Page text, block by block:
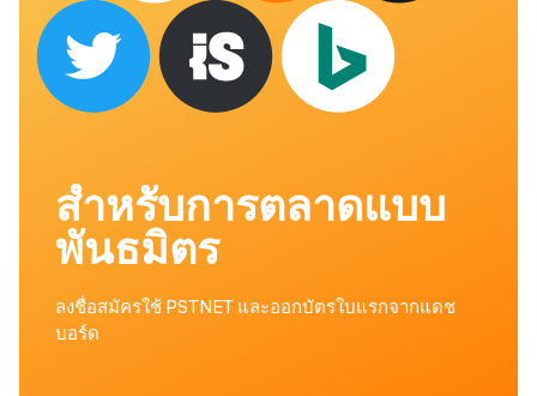
สำหรับการตลาดแบบ
พันธมิตร
ลงชื่อสมัครใช้ PSTNET และออกบัตรใบแรกจากแดช
บอร์ด